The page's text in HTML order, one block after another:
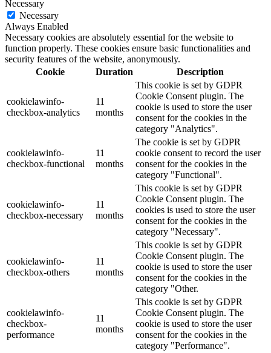
Necessary
Necessary
Always Enabled
Necessary cookies are absolutely essential for the website to
function properly. These cookies ensure basic functionalities and
security features of the website, anonymously.
Cookie
Duration Description
cookielawinfo-
checkbox-analytics
11
months
This cookie is set by GDPR
Cookie Consent plugin. The
cookie is used to store the user
consent for the cookies in the
category "Analytics".
cookielawinfo-
checkbox-functional
11
months
The cookie is set by GDPR
cookie consent to record the user
consent for the cookies in the
category "Functional".
cookielawinfo-
checkbox-necessary
11
months
This cookie is set by GDPR
Cookie Consent plugin. The
cookies is used to store the user
consent for the cookies in the
category "Necessary".
cookielawinfo-
checkbox-others
11
months
This cookie is set by GDPR
Cookie Consent plugin. The
cookie is used to store the user
consent for the cookies in the
category "Other.
cookielawinfo-
checkbox-
performance
11
months
This cookie is set by GDPR
Cookie Consent plugin. The
cookie is used to store the user
consent for the cookies in the
category "Performance".